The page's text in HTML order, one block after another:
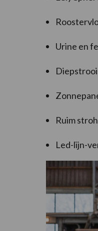
Urine en
Ruim
Led-lijn-